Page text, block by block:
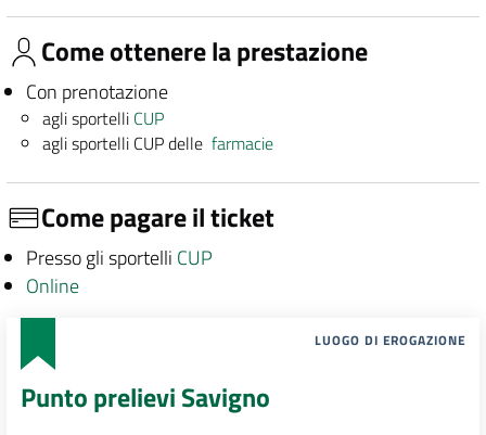
Come ottenere la prestazione
Con prenotazione
agli sportelli CUP
agli sportelli CUP dellefarmacie
Come pagare il ticket
Presso gli sportelli CUP
Online
LUOGO DI EROGAZIONE
Punto prelievi Savigno